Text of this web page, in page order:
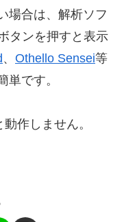
場合は、解析ソフ
タンを押すと表示
、 Othello Sensei等
単です。
作しません。